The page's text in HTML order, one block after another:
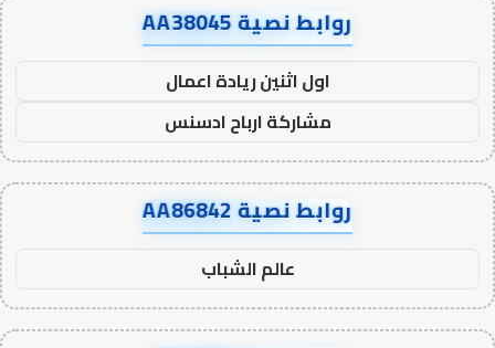
روابط نصية AA38045
اول اثنين ريادة اعمال
مشاركة ارباح ادسنس
روابط نصية AA86842
عالم الشباب